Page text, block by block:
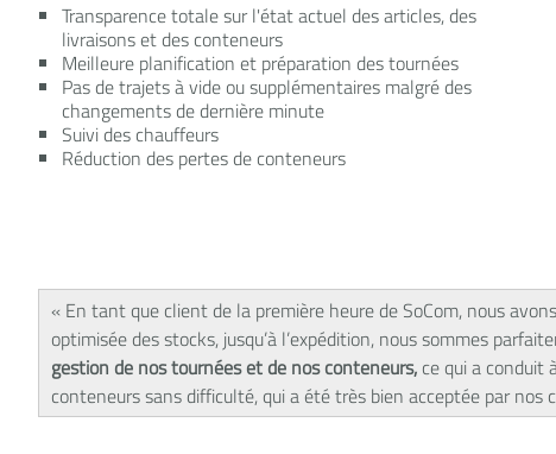
Transparence totale sur l'état actuel des articles, des
livraisons et des conteneurs
Meilleure planification et préparation des tournées
Pas de trajets à vide ou supplémentaires malgré des
changements de dernière minute
Suivi des chauffeurs
Réduction des pertes de conteneurs
« En tant que client de la première heure de SoCom, nous
optimisée des stocks, jusqu’à l’expédition, nous sommes
gestion de nos tournées et de nos conteneurs, ce qui a conduit
conteneurs sans difficulté, qui a été très bien acceptée par